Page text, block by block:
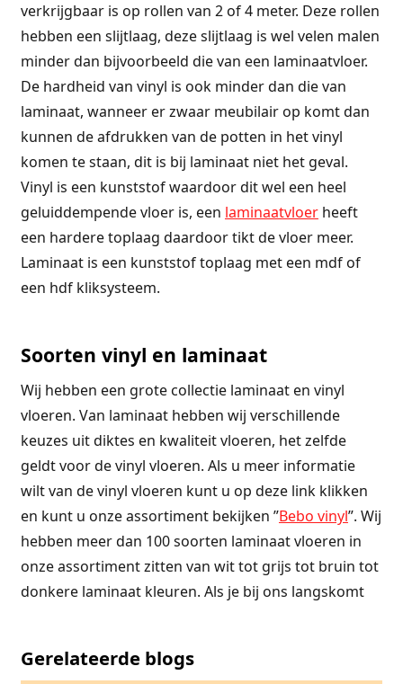
verkrijgbaar is op rollen van 2 of 4 meter. Deze rollen
hebben een slijtlaag, deze slijtlaag is wel velen malen
minder dan bijvoorbeeld die van een laminaatvloer.
De hardheid van vinyl is ook minder dan die van
laminaat, wanneer er zwaar meubilair op komt dan
kunnen de afdrukken van de potten in het vinyl
komen te staan, dit is bij laminaat niet het geval.
Vinyl is een kunststof waardoor dit wel een heel
geluiddempende vloer is, een laminaatvloerheeft
een hardere toplaag daardoor tikt de vloer meer.
Laminaat is een kunststof toplaag met een mdf of
een hdf kliksysteem.
Soorten vinyl en laminaat
Wij hebben een grote collectie laminaat en vinyl
vloeren. Van laminaat hebben wij verschillende
keuzes uit diktes en kwaliteit vloeren, het zelfde
geldt voor de vinyl vloeren. Als u meer informatie
wilt van de vinyl vloeren kunt u op deze link klikken
en kunt u onze assortiment bekijken ”Bebo vinyl”. Wij
hebben meer dan 100 soorten laminaat vloeren in
onze assortiment zitten van wit tot grijs tot bruin tot
donkere laminaat kleuren. Als je bij ons langskomt
Gerelateerde blogs